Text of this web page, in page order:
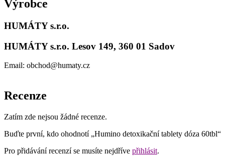
Výrobce
HUMÁTY s.r.o.
HUMÁTY s.r.o. Lesov 149, 360 01 Sadov
Email: obchod@humaty.cz
Recenze
Zatím zde nejsou žádné recenze.
Buďte první, kdo ohodnotí „Humino detoxikační tablety dóza 60tbl“
Pro přidávání recenzí se musíte nejdříve přihlásit.